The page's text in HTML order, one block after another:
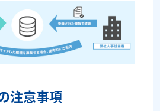
注意事項